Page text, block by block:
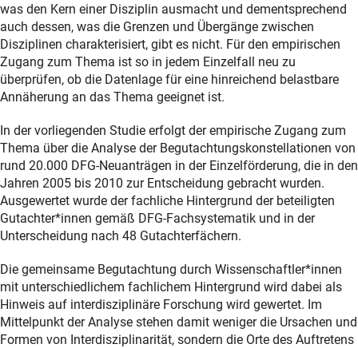
was den Kern einer Disziplin ausmacht und dementsprechend
auch dessen, was die Grenzen und Übergänge zwischen
Disziplinen charakterisiert, gibt es nicht. Für den empirischen
Zugang zum Thema ist so in jedem Einzelfall neu zu
überprüfen, ob die Datenlage für eine hinreichend belastbare
Annäherung an das Thema geeignet ist.
In der vorliegenden Studie erfolgt der empirische Zugang zum
Thema über die Analyse der Begutachtungskonstellationen von
rund 20.000 DFG-Neuanträgen in der Einzelförderung, die in den
Jahren 2005 bis 2010 zur Entscheidung gebracht wurden.
Ausgewertet wurde der fachliche Hintergrund der beteiligten
Gutachter*innen gemäß DFG-Fachsystematik und in der
Unterscheidung nach 48 Gutachterfächern.
Die gemeinsame Begutachtung durch Wissenschaftler*innen
mit unterschiedlichem fachlichem Hintergrund wird dabei als
Hinweis auf interdisziplinäre Forschung wird gewertet. Im
Mittelpunkt der Analyse stehen damit weniger die Ursachen und
Formen von Interdisziplinarität, sondern die Orte des Auftretens